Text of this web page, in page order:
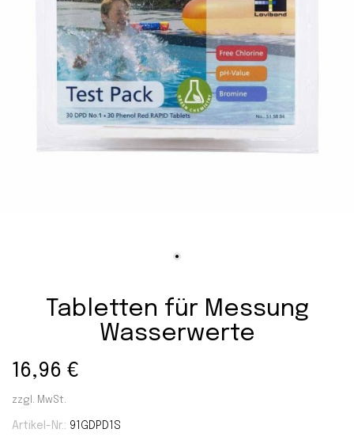
Tabletten für Messung
Wasserwerte
16,96 €
zzgl. MwSt.
Artikel-Nr.: 91GDPD1S